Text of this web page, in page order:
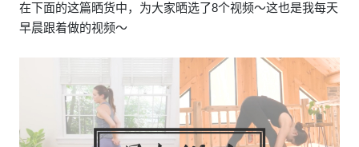
在下面的这篇晒货中，为大家晒选了8个视频～这也是我每天
早晨跟着做的视频～